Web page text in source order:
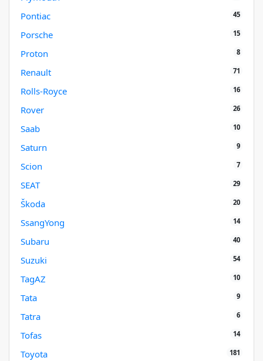
Pontiac 45
Porsche 15
Proton 8
Renault 71
Rolls-Royce 16
Rover 26
Saab 10
Saturn 9
Scion 7
SEAT 29
Škoda 20
SsangYong 14
Subaru 40
Suzuki 54
TagAZ 10
Tata 9
Tatra 6
Tofas 14
Toyota 181